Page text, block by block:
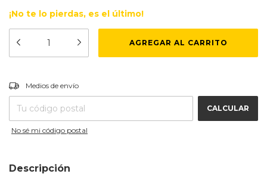
¡No te lo pierdas, es el último!
Entregas para el CP:
Medios de envío
CALCULAR
No sé mi código postal
Descripción